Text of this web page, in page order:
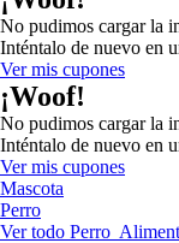
No pudimos cargar la
Inténtalo de nuevo en
Ver mis cupones
¡Woof!
No pudimos cargar la
Inténtalo de nuevo en
Ver mis cupones
Mascota
Perro
Ver todo Perro